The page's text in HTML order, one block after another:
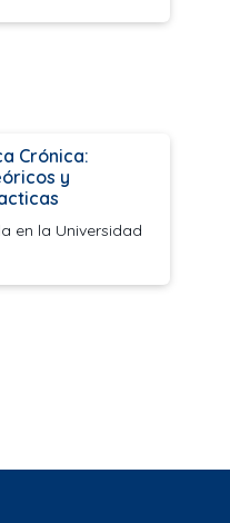
Crónica:
y
en la Universidad